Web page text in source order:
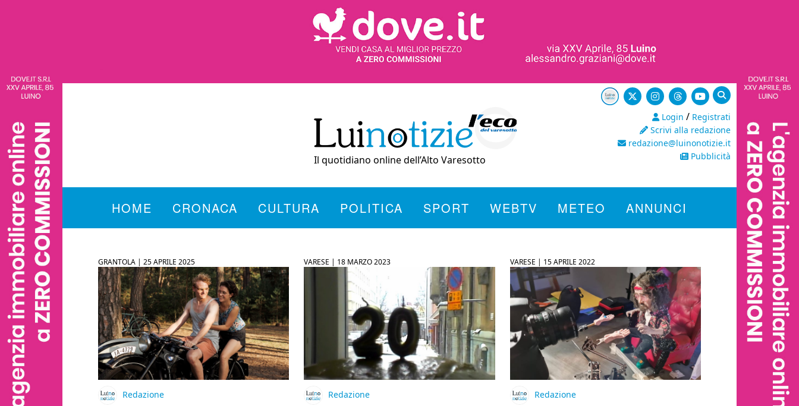
Il quotidiano online dell’Alto Varesotto
Login / Registrati
Scrivi alla redazione
redazione@luinonotizie.it
Pubblicità
HOME CRONACA CULTURA POLITICA SPORT WEBTV METEO ANNUNCI
GRANTOLA | 25 APRILE 2025
Redazione
VARESE | 18 MARZO 2023
Redazione
VARESE | 15 APRILE 2022
Redazione